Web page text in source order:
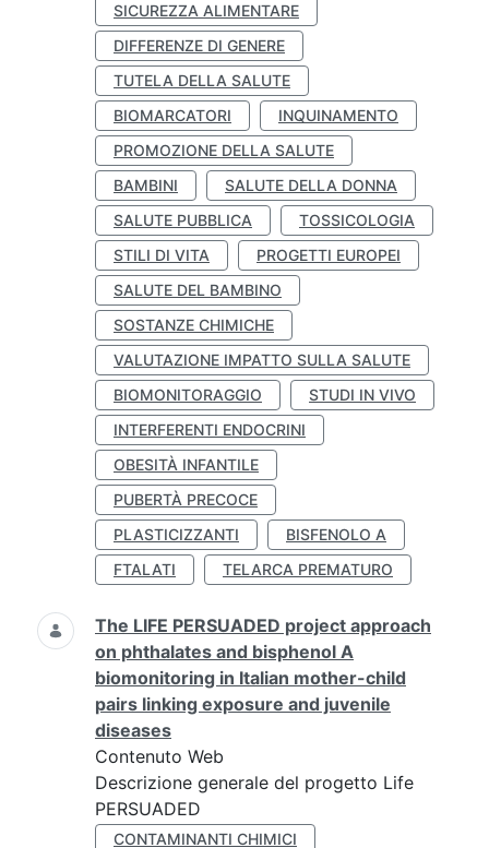
SICUREZZA ALIMENTARE
DIFFERENZE DI GENERE
TUTELA DELLA SALUTE
BIOMARCATORI
INQUINAMENTO
PROMOZIONE DELLA SALUTE
BAMBINI
SALUTE DELLA DONNA
SALUTE PUBBLICA
TOSSICOLOGIA
STILI DI VITA
PROGETTI EUROPEI
SALUTE DEL BAMBINO
SOSTANZE CHIMICHE
VALUTAZIONE IMPATTO SULLA SALUTE
BIOMONITORAGGIO
STUDI IN VIVO
INTERFERENTI ENDOCRINI
OBESITÀ INFANTILE
PUBERTÀ PRECOCE
PLASTICIZZANTI
BISFENOLO A
FTALATI
TELARCA PREMATURO
The LIFE PERSUADED project approach
on phthalates and bisphenol A
biomonitoring in Italian mother-child
pairs linking exposure and juvenile
diseases
Contenuto Web
Descrizione generale del progetto Life
PERSUADED
CONTAMINANTI CHIMICI